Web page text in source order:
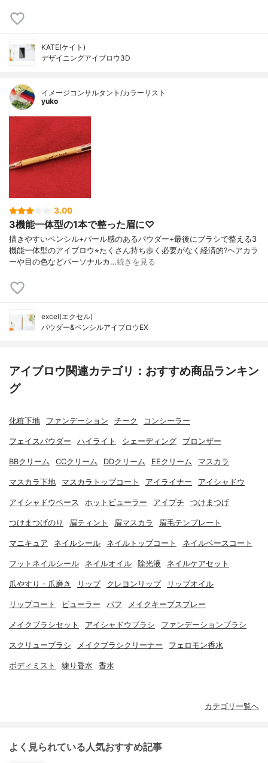
KATE(ケイト)
デザイニングアイブロウ3D
イメージコンサルタント/カラーリスト
yuko
3.00
3機能一体型の1本で整った眉に♡
描きやすいペンシル+パール感のあるパウダー+最後にブラシで整える3
機能一体型のアイブロウ⭐︎たくさん持ち歩く必要がなく経済的?ヘアカラ
ーや目の色などパーソナルカ…続きを見る
excel(エクセル)
パウダー&ペンシルアイブロウEX
アイブロウ関連カテゴリ：おすすめ商品ランキン
グ
化粧下地 ファンデーション チーク コンシーラー
フェイスパウダー ハイライト シェーディング ブロンザー
BBクリーム CCクリーム DDクリーム EEクリーム マスカラ
マスカラ下地 マスカラトップコート アイライナー アイシャドウ
アイシャドウベース ホットビューラー アイプチ つけまつげ
つけまつげのり 眉ティント 眉マスカラ 眉毛テンプレート
マニキュア ネイルシール ネイルトップコート ネイルベースコート
フットネイルシール ネイルオイル 除光液 ネイルケアセット
爪やすり・爪磨き リップ クレヨンリップ リップオイル
リップコート ビューラー パフ メイクキープスプレー
メイクブラシセット アイシャドウブラシ ファンデーションブラシ
スクリューブラシ メイクブラシクリーナー フェロモン香水
ボディミスト 練り香水 香水
カテゴリ一覧へ
よく見られている人気おすすめ記事